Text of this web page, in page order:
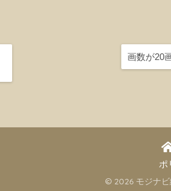
画数が20
ポ
© 2026 モジナ